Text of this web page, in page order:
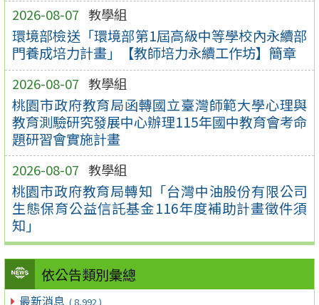
2026-08-07 教學組
環境部檢送「環境部第1屆高級中等學校內永續部
門養成培力計畫」【教師培力永續工作坊】簡章
2026-08-07 教學組
桃園市政府教育局函轉國立臺灣師範大學心理與
教育測驗研究發展中心辦理115年國中教育會考命
題研習會實施計畫
2026-08-07 教學組
桃園市政府教育局轉知「台灣中油股份有限公司
生態保育公益信託基金116年度補助計畫徵件須
知」
依公告類別彙總
最新消息 ( 8,992 )